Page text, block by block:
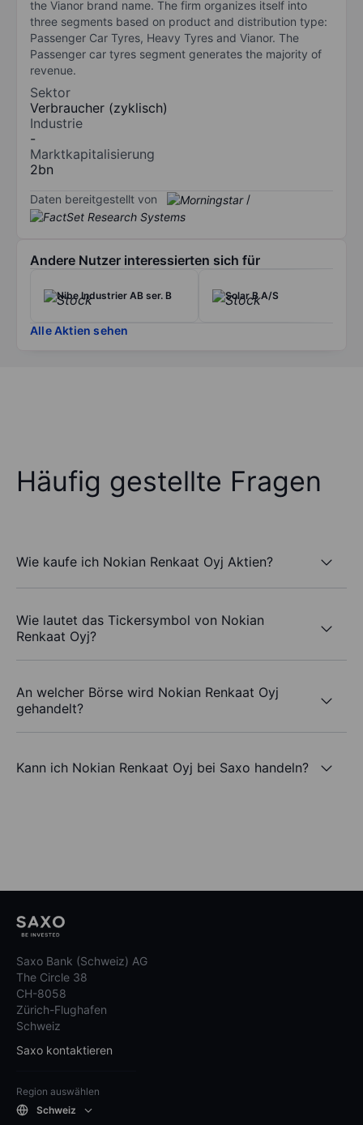
the Vianor brand name. The firm organizes itself into
three segments based on product and distribution type:
Passenger Car Tyres, Heavy Tyres and Vianor. The
Passenger car tyres segment generates the majority of
revenue.
Sektor
Verbraucher (zyklisch)
Industrie
-
Marktkapitalisierung
2bn
Daten bereitgestellt von /
Andere Nutzer interessierten sich für
Nibe Industrier AB ser. B Solar B A/S
Alle Aktien sehen
Häufig gestellte Fragen
Wie kaufe ich Nokian Renkaat Oyj Aktien?
Wie lautet das Tickersymbol von Nokian
Renkaat Oyj?
An welcher Börse wird Nokian Renkaat Oyj
gehandelt?
Kann ich Nokian Renkaat Oyj bei Saxo handeln?
Saxo Bank (Schweiz) AG
The Circle 38
CH-8058
Zürich-Flughafen
Schweiz
Saxo kontaktieren
Region auswählen
Schweiz